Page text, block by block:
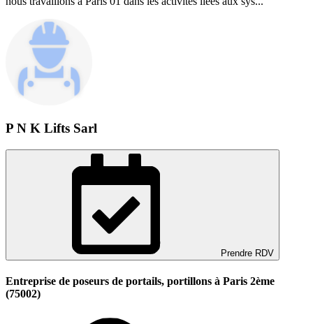
P N K Lifts Sarl
Prendre RDV
Entreprise de poseurs de portails, portillons à Paris 2ème
(75002)